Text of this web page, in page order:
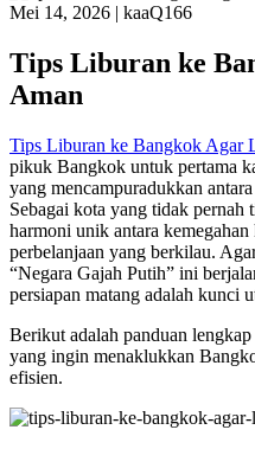
Mei 14, 2026 | kaaQ166
Tips Liburan ke
Aman
Tips Liburan ke Bangkok Agar
pikuk Bangkok untuk pertama
yang mencampuradukkan
Sebagai kota yang tidak
harmoni unik antara
perbelanjaan yang berkilau.
“Negara Gajah Putih” ini
persiapan matang adalah kunci
Berikut adalah panduan
yang ingin menaklukkan
efisien.